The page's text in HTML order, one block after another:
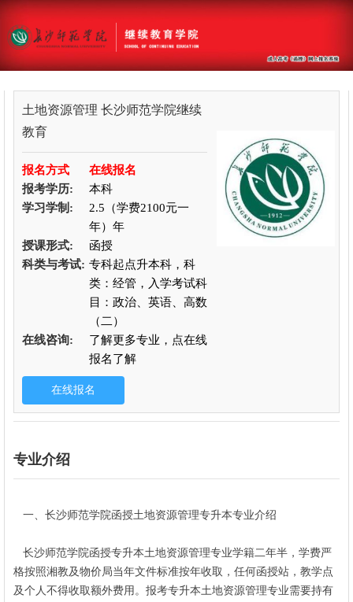
土地资源管理 长沙师范学院继续
教育
报名方式
在线报名
报考学历:
本科
学习学制:
2.5（学费2100元一
年）年
授课形式:
函授
科类与考试: 专科起点升本科，科
类：经管，入学考试科
目：政治、英语、高数
（二）
在线咨询:
了解更多专业，点在线
报名了解
专业介绍
一、长沙师范学院函授土地资源管理专升本专业介绍
长沙师范学院函授专升本土地资源管理专业学籍二年半，学费严
格按照湘教及物价局当年文件标准按年收取，任何函授站，教学点
及个人不得收取额外费用。报考专升本土地资源管理专业需要持有